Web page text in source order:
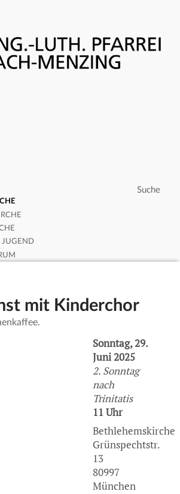
JUGEND
mit Kinderchor
Sonntag, 29.
Juni 2025
2. Sonntag
nach
Trinitatis
11 Uhr
Bethlehemskirche
Grünspechtstr.
13
80997
München